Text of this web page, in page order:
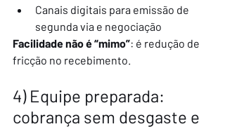
Canais digitais para emissão de
segunda via e negociação
Facilidade não é “mimo”: é redução de
fricção no recebimento.
4) Equipe preparada:
cobrança sem desgaste e